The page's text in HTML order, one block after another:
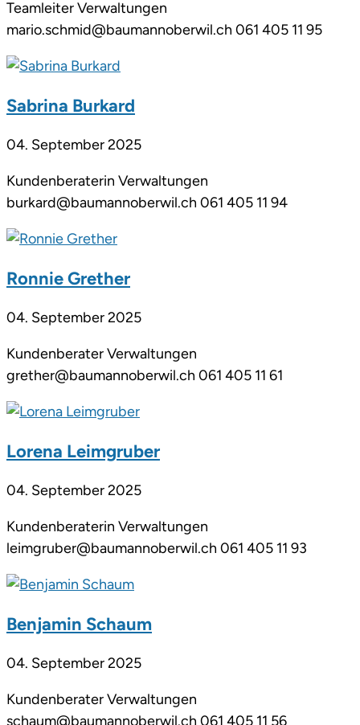
Teamleiter Verwaltungen
mario.schmid@baumannoberwil.ch 061 405 11 95
Sabrina Burkard
04. September 2025
Kundenberaterin Verwaltungen
burkard@baumannoberwil.ch 061 405 11 94
Ronnie Grether
04. September 2025
Kundenberater Verwaltungen
grether@baumannoberwil.ch 061 405 11 61
Lorena Leimgruber
04. September 2025
Kundenberaterin Verwaltungen
leimgruber@baumannoberwil.ch 061 405 11 93
Benjamin Schaum
04. September 2025
Kundenberater Verwaltungen
schaum@baumannoberwil.ch 061 405 11 56